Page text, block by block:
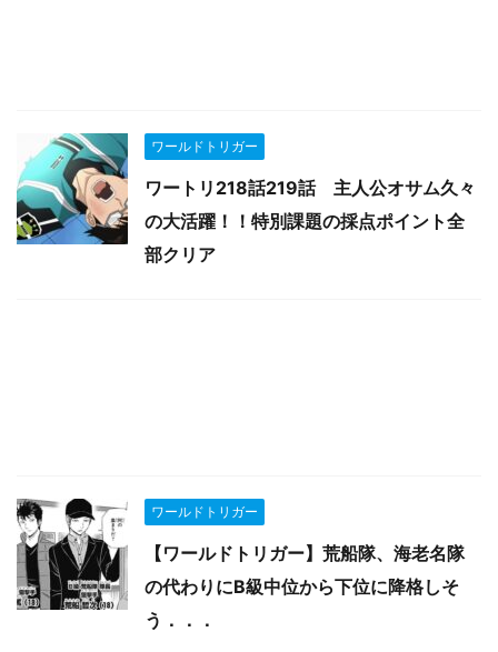
ワールドトリガー
ワートリ218話219話 主人公オサム久々
の大活躍！！特別課題の採点ポイント全
部クリア
ワールドトリガー
【ワールドトリガー】荒船隊、海老名隊
の代わりにB級中位から下位に降格しそ
う．．．